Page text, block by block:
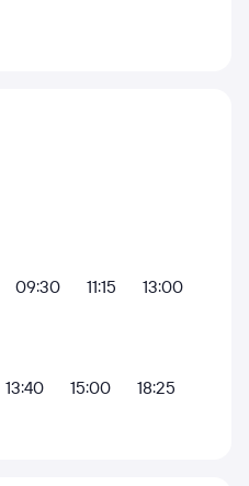
09:30 11:15
13:00
13:40 15:00
18:25